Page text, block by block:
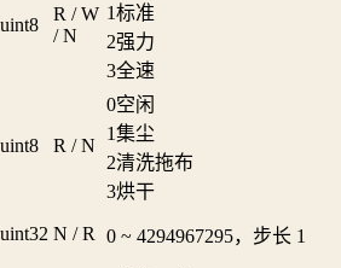
uint8
R / W
/ N
1标准
2强力
3全速
uint8 R / N
0空闲
1集尘
2清洗拖布
3烘干
uint32 N / R 0 ~ 4294967295，步长 1